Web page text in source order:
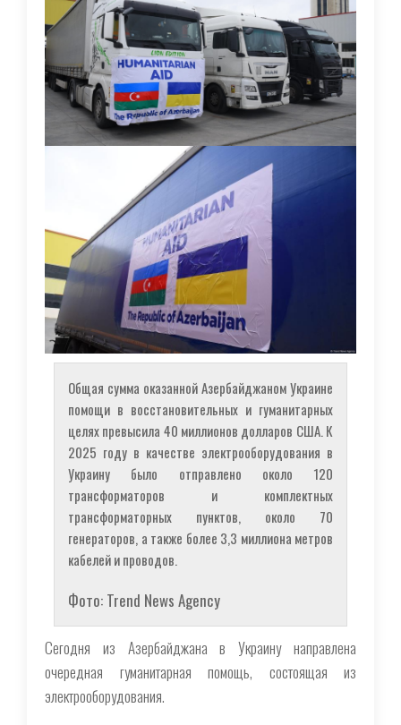
Общая сумма оказанной Азербайджаном Украине
помощи в восстановительных и гуманитарных
целях превысила 40 миллионов долларов США. К
2025 году в качестве электрооборудования в
Украину было отправлено около 120
трансформаторов и комплектных
трансформаторных пунктов, около 70
генераторов, а также более 3,3 миллиона метров
кабелей и проводов.
Фото: Trend News Agency
Сегодня из Азербайджана в Украину направлена
очередная гуманитарная помощь, состоящая из
электрооборудования.